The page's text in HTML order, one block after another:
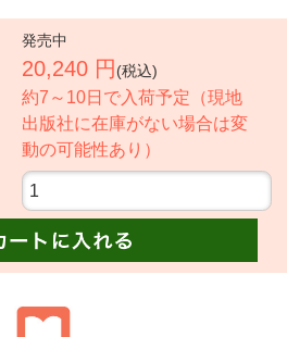
発売中
20,240 円 (税込)
約7～10日で入荷予定（現地
出版社に在庫がない場合は変
動の可能性あり）